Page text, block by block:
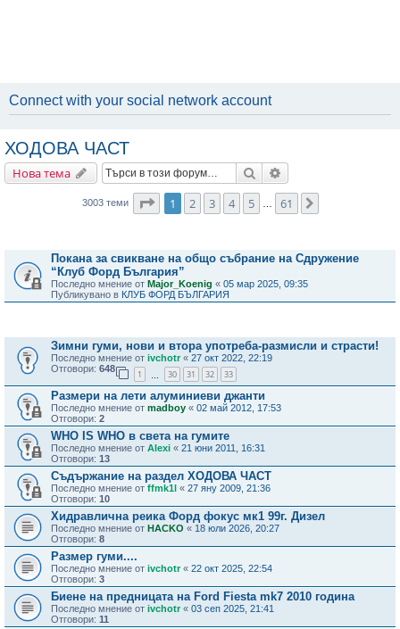
Connect with your social network account
ХОДОВА ЧАСТ
Нова тема Търсене
3003 теми Страница1 от
1 2 3 4 5 61
Покана за свикване на общо събрание на Сдружение
“Клуб Форд България”
Последно мнение от Major_Koenig « 05 мар 2025, 09:35
Публикувано в КЛУБ ФОРД БЪЛГАРИЯ
Зимни гуми, нови и втора употреба-размисли и страсти!
Последно мнение от ivchotr « 27 окт 2022, 22:19
Отговори: 648
1 30 31 32 33
Размери на лети алуминиеви джанти
Последно мнение от madboy « 02 май 2012, 17:53
Отговори: 2
WHO IS WHO в света на гумите
Последно мнение от Alexi « 21 юни 2011, 16:31
Отговори: 13
Съдържание на раздел ХОДОВА ЧАСТ
Последно мнение от ffmk1l « 27 яну 2009, 21:36
Отговори: 10
Хидравлична реика Форд фокус мк1 99г. Дизел
Последно мнение от HACKO « 18 юли 2026, 20:27
Отговори: 8
Размер гуми....
Последно мнение от ivchotr« 22 окт 2025, 22:54
Отговори: 3
Биене на предницата на Ford Fiesta mk7 2010 година
Последно мнение от ivchotr « 03 сеп 2025, 21:41
Отговори: 11